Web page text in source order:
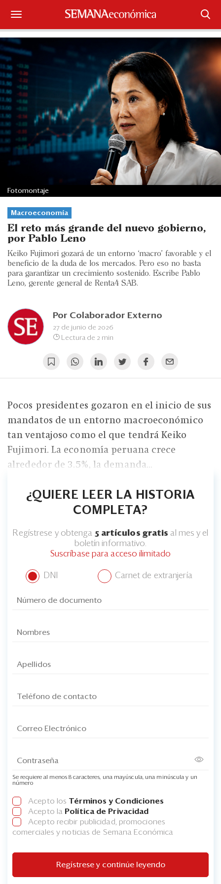
Suscríbase
Portada
¿Qué está pasando?
Sectores y Empresas
Management
Economía y Finanzas
Legal y Política
Eventos
Blogs
Ranking CEO
Edición Impresa
Macroeconomía
El reto más grande del nuevo gobierno,
por Pablo Leno
Keiko Fujimori gozará de un entorno ‘macro’ favorable y el
beneficio de la duda de los mercados. Pero eso no basta
para garantizar un crecimiento sostenido. Escribe Pablo
Leno, gerente general de Renta4 SAB.
Por Colaborador Externo
27 de junio de 2026
Lectura de 2 min
Fotomontaje
Pocos presidentes gozaron en el inicio de sus
mandatos de un entorno macroeconómico
tan ventajoso como el que tendrá Keiko
Fujimori. La economía peruana crece
alrededor de 3.5%, la demanda...
¿QUIERE LEER LA HISTORIA
COMPLETA?
Regístrese y obtenga 5 artículos gratis al mes y el
boletín informativo.
Suscríbase para acceso ilimitado
DNI Carnet de extranjería
Se requiere al menos 8 caracteres, una mayúscula, una minúscula y un
número
Acepto los Términos y Condiciones
Acepto la Política de Privacidad
Acepto recibir publicidad, promociones
comerciales y noticias de Semana Económica
Regístrese y continúe leyendo